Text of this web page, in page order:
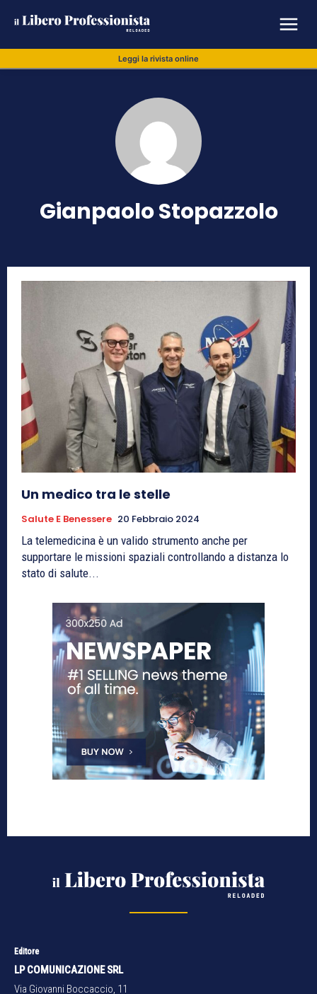
Leggi la rivista online
Gianpaolo Stopazzolo
Un medico tra le stelle
Salute E Benessere 20 Febbraio 2024
La telemedicina è un valido strumento anche per
supportare le missioni spaziali controllando a distanza lo
stato di salute...
Editore
LP COMUNICAZIONE SRL
Via Giovanni Boccaccio, 11